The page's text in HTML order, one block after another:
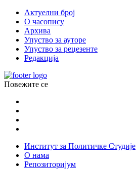
Актуелни број
О часопису
Архива
Упуство за ауторе
Упуство за рецезенте
Редакција
Повежите се
Институт за Политичке Студије
О нама
Репозиторијум